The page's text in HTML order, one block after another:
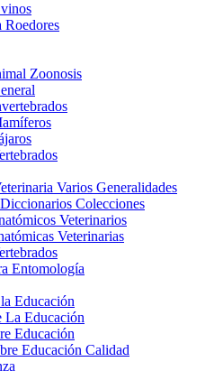
Roedores
Zoonosis
Varios Generalidades
Colecciones
Veterinarios
Veterinarias
Entomología
Educación
La Educación
Educación
Educación Calidad